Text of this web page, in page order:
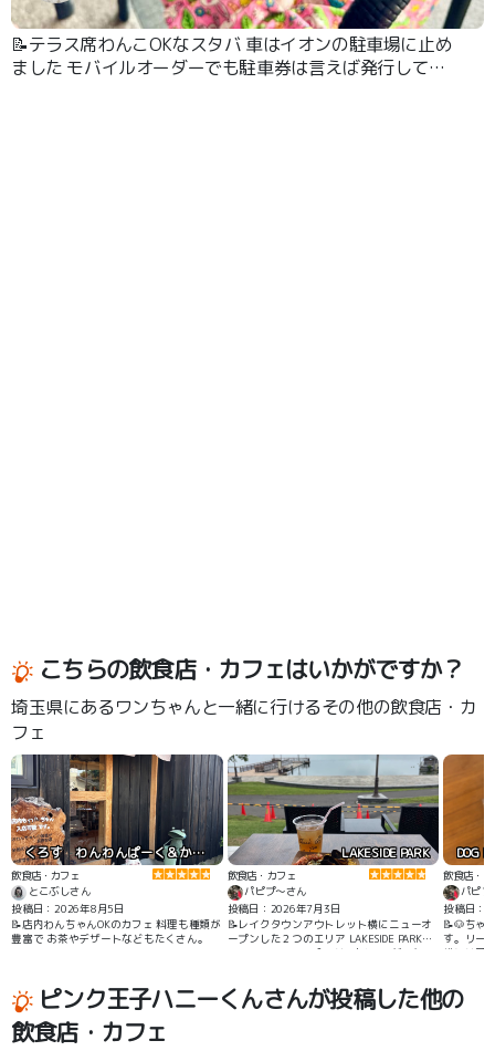
📝テラス席わんこOKなスタバ 車はイオンの駐車場に止め
ました モバイルオーダーでも駐車券は言えば発行してく
こちらの飲食店・カフェはいかがですか？
埼玉県にあるワンちゃんと一緒に行けるその他の飲食店・カ
フェ
くろす わんわんぱーく＆かふぇ
飲食店・カフェ
とこぶしさん
投稿日：2026年8月5日
📝店内わんちゃんOKのカフェ 料理も種類が
豊富で お茶やデザートなどもたくさん。
LAKESIDE PARK
飲食店・カフェ
パピプ〜さん
投稿日：2026年7月3日
📝レイクタウンアウトレット横にニューオ
ープンした２つのエリア LAKESIDE PARKと
LAKESIDE DINING 今回は1人と1匹だったの
ルが置いてあるので調節池を眺めながらお
食事出来ます。風が心地よいです。もちろ
飲食店・カ
パピプ
投稿日：
📝🐶ちゃ
す。リー
横には目
迷ってし
って来て
ピンク王子ハニーくんさんが投稿した他の
飲食店・カフェ